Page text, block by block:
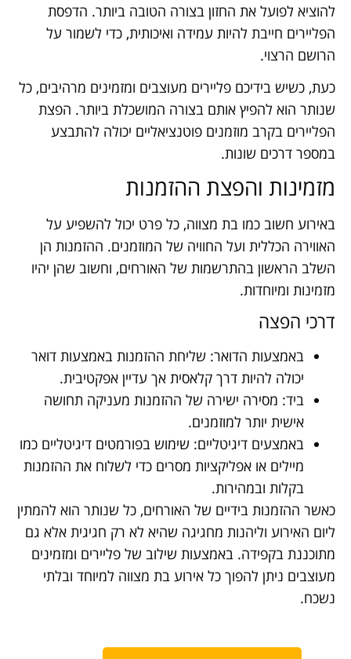
להוציא לפועל את החזון בצורה הטובה ביותר. הדפסת
הפליירים חייבת להיות עמידה ואיכותית, כדי לשמור על
הרושם הרצוי.
כעת, כשיש בידיכם פליירים מעוצבים ומזמינים מרהיבים, כל
שנותר הוא להפיץ אותם בצורה המושכלת ביותר. הפצת
הפליירים בקרב מוזמנים פוטנציאליים יכולה להתבצע
במספר דרכים שונות.
מזמינות והפצת ההזמנות
באירוע חשוב כמו בת מצווה, כל פרט יכול להשפיע על
האווירה הכללית ועל החוויה של המוזמנים. ההזמנות הן
השלב הראשון בהתרשמות של האורחים, וחשוב שהן יהיו
מזמינות ומיוחדות.
דרכי הפצה
באמצעות הדואר: שליחת ההזמנות באמצעות דואר
יכולה להיות דרך קלאסית אך עדיין אפקטיבית.
ביד: מסירה ישירה של ההזמנות מעניקה תחושה
אישית יותר למוזמנים.
באמצעים דיגיטליים: שימוש בפורמטים דיגיטליים כמו
מיילים או אפליקציות מסרים כדי לשלוח את ההזמנות
בקלות ובמהירות.
כאשר ההזמנות בידיים של האורחים, כל שנותר הוא להמתין
ליום האירוע וליהנות מחגיגה שהיא לא רק חגיגית אלא גם
מתוכננת בקפידה. באמצעות שילוב של פליירים ומזמינים
מעוצבים ניתן להפוך כל אירוע בת מצווה למיוחד ובלתי
נשכח.